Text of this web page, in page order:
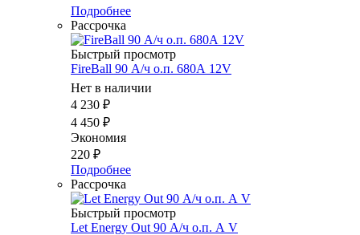
Подробнее
Рассрочка
Быстрый просмотр
FireBall 90 А/ч о.п. 680А 12V
Нет в наличии
4 230 ₽
4 450 ₽
Экономия
220 ₽
Подробнее
Рассрочка
Быстрый просмотр
Let Energy Out 90 А/ч о.п. А V